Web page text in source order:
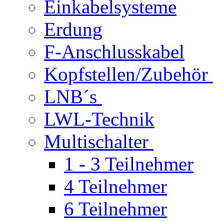
Einkabelsysteme
Erdung
F-Anschlusskabel
Kopfstellen/Zubehör
LNB´s
LWL-Technik
Multischalter
1 - 3 Teilnehmer
4 Teilnehmer
6 Teilnehmer